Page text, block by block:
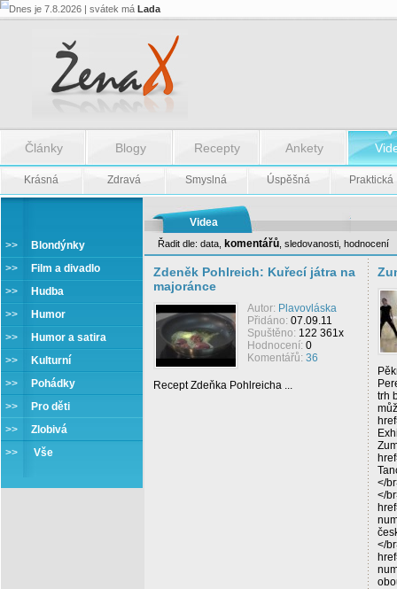
Dnes je 7.8.2026 | svátek má Lada
Články Blogy Recepty Ankety
Krásná Zdravá Smyslná Úspěšná Praktická
>>
Blondýnky
>>
Film a divadlo
>>
Hudba
>>
Humor
>>
Humor a satira
>>
Kulturní
>>
Pohádky
>>
Pro děti
>> Zlobivá
>>
Vše
Videa
Řadit dle: data komentářů sledovanosti hodnocení
Zdeněk Pohlreich: Kuřecí játra na
majoránce
Autor: Plavovláska
Přidáno: 07.09.11
Spuštěno: 122 361x
Hodnocení: 0
Komentářů: 36
Recept Zdeňka Pohlreicha ...
trh
</
</
</